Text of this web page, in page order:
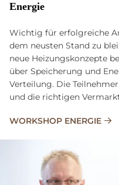
Energie
Wichtig für erfolgreiche
dem neusten Stand zu
neue Heizungskonzepte
über Speicherung und
Verteilung. Die
und die richtigen
WORKSHOP ENERGIE